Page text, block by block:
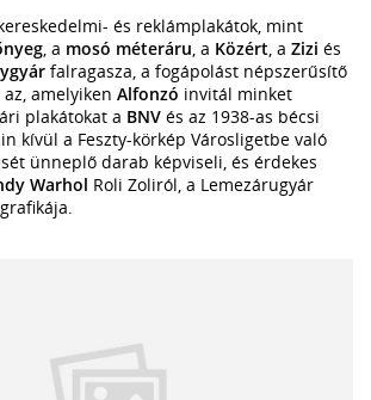
és reklámplakátok, mint
, a mosó méteráru , a Közért , a Zizi és
falragasza, a fogápolást népszerűsítő
amelyiken Alfonzó invitál minket
plakátokat a BNV és az 1938-as bécsi
kívül a Feszty-körkép Városligetbe való
ünneplő darab képviseli, és érdekes
Warhol Roli Zoliról, a Lemezárugyár